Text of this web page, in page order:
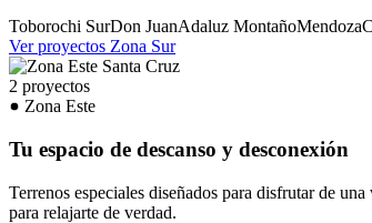
Toborochi SurDon JuanAdaluz MontañoMendoza
Ver proyectos Zona Sur
2 proyectos
Zona Este
Tu espacio de descanso y desconexión
Terrenos especiales diseñados para disfrutar de
para relajarte de verdad.